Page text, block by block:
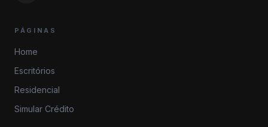
PÁGINAS
Home
Escritórios
Residencial
Simular Crédito